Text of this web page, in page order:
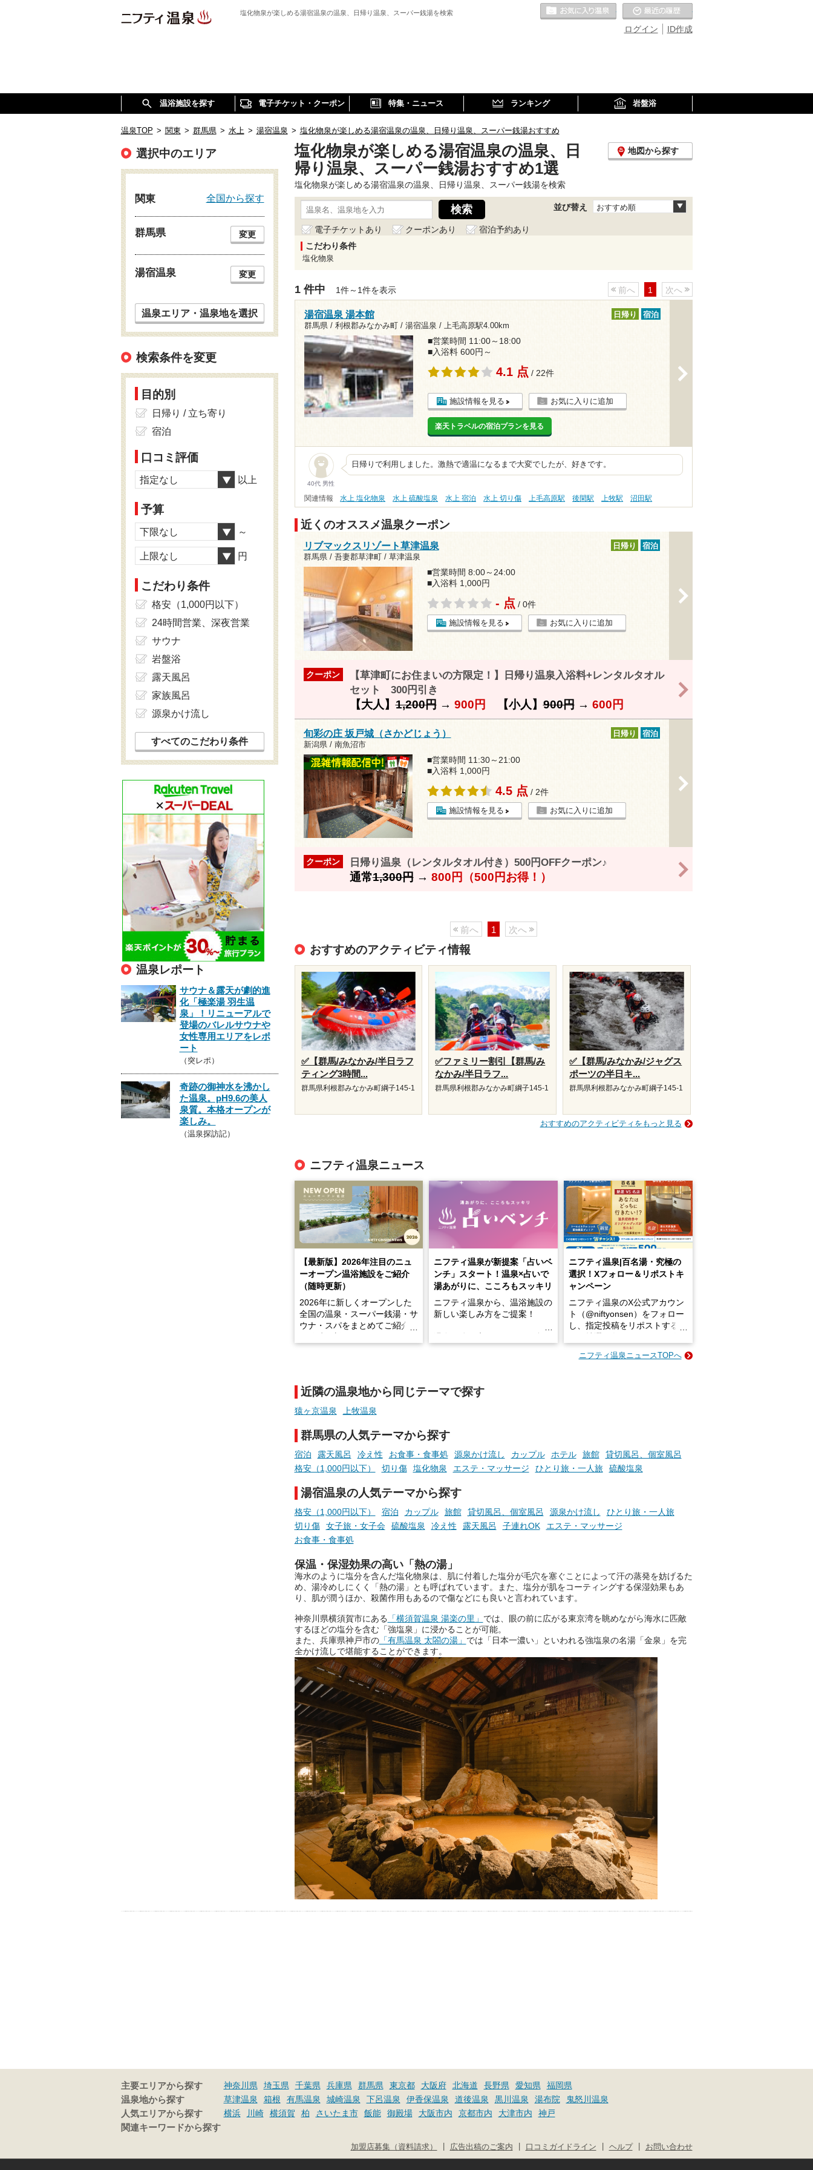
塩化物泉が楽しめる湯宿温泉の温泉、日帰り温泉、スーパー銭湯を検索
ID作成
ログイン
お気に入りの温泉
温浴施設を探す 電子チケット・クーポン 特集・ニュース ランキング 岩盤浴
温泉TOP > 関東 > 群馬県 > 水上 > 湯宿温泉 > 塩化物泉が楽しめる湯宿温泉の温泉、日帰り温泉、スーパー銭湯おすすめ
塩化物泉が楽しめる湯宿温泉の温泉、日
帰り温泉、スーパー銭湯おすすめ1選
地図から探す
塩化物泉が楽しめる湯宿温泉の温泉、日帰り温泉、スーパー銭湯を検索
並び替え おすすめ順
電子チケットあり クーポンあり
宿泊予約あり
こだわり条件
塩化物泉
1 件中 1件～1件を表示 前へ 1 次へ
湯宿温泉 湯本館
群馬県 / 利根郡みなかみ町 / 湯宿温泉 / 上毛高原駅4.00km
日帰り 宿泊
■営業時間 11:00～18:00
■入浴料 600円～
4.1 点 / 22件
施設情報を見る お気に入りに追加
楽天トラベルの宿泊プランを見る
40代 男性
日帰りで利用しました。激熱で適温になるまで大変でしたが、好きです。
関連情報 水上 塩化物泉 水上 硫酸塩泉 水上 宿泊 水上 切り傷 上毛高原駅 後閑駅 上牧駅 沼田駅
近くのオススメ温泉クーポン
リブマックスリゾート草津温泉
群馬県 / 吾妻郡草津町 / 草津温泉
日帰り 宿泊
■営業時間 8:00～24:00
■入浴料 1,000円
- 点 / 0件
施設情報を見る お気に入りに追加
クーポン
【草津町にお住まいの方限定！】日帰り温泉入浴料+レンタルタオル
セット 300円引き
【大人】1,200円→ 900円 【小人】900円→ 600円
旬彩の庄 坂戸城（さかどじょう）
新潟県 / 南魚沼市
日帰り 宿泊
■営業時間 11:30～21:00
■入浴料 1,000円
4.5 点 / 2件
施設情報を見る お気に入りに追加
クーポン 日帰り温泉（レンタルタオル付き）500円OFFクーポン♪
通常1,300円→ 800円（500円お得！）
前へ 1 次へ
おすすめのアクティビティ情報
✅【群馬/みなかみ/半日ラフ
ティング3時間...
群馬県利根郡みなかみ町綱子145-1
✅ファミリー割引【群馬/み
なかみ/半日ラフ...
群馬県利根郡みなかみ町綱子145-1
✅【群馬/みなかみ/ジャグス
ポーツの半日キ...
群馬県利根郡みなかみ町綱子145-1
おすすめのアクティビティをもっと見る
ニフティ温泉ニュース
【最新版】2026年注目のニュ
ーオープン温浴施設をご紹介
（随時更新）
2026年に新しくオープンした
全国の温泉・スーパー銭湯・サ
ウナ・スパをまとめてご紹介！
います。
現地取材記事もあわせて紹介し
ていますので、気になる施設は
ぜひチェックして次のおでかけ
先の参考にしてみてください
ね。
ニフティ温泉が新提案「占いベ
ンチ」スタート！温泉×占いで
湯あがりに、こころもスッキリ
ニフティ温泉から、温浴施設の
新しい楽しみ方をご提案！
手相やタロットなど気軽に楽し
ニフティ温泉|百名湯・究極の
選択！Xフォロー＆リポストキ
ャンペーン
ニフティ温泉のX公式アカウン
ト（@niftyonsen）をフォロー
し、指定投稿をリポストする
GIFT500円分をプレゼントい
ニフティ温泉ニュースTOPへ
近隣の温泉地から同じテーマで探す
猿ヶ京温泉 上牧温泉
群馬県の人気テーマから探す
宿泊 露天風呂 冷え性 お食事・食事処 源泉かけ流し カップル ホテル 旅館
貸切風呂、個室風呂
格安（1,000円以下）
切り傷 塩化物泉 エステ・マッサージ ひとり旅・一人旅 硫酸塩泉
湯宿温泉の人気テーマから探す
格安（1,000円以下） 宿泊 カップル 旅館 貸切風呂、個室風呂 源泉かけ流し
ひとり旅・一人旅
切り傷
女子旅・女子会 硫酸塩泉 冷え性 露天風呂 子連れOK
エステ・マッサージ
お食事・食事処
保温・保湿効果の高い「熱の湯」
海水のように塩分を含んだ塩化物泉は、肌に付着した塩分が毛穴を塞ぐことによって汗の蒸発を妨げるた
め、湯冷めしにくく「熱の湯」とも呼ばれています。また、塩分が肌をコーティングする保湿効果もあ
り、肌が潤うほか、殺菌作用もあるので傷などにも良いと言われています。
神奈川県横須賀市にある 「横須賀温泉 湯楽の里」 では、眼の前に広がる東京湾を眺めながら海水に匹敵
するほどの塩分を含む「強塩泉」に浸かることが可能。
また、兵庫県神戸市の「有馬温泉 太閤の湯」 では「日本一濃い」といわれる強塩泉の名湯「金泉」を完
全かけ流しで堪能することができます。
選択中のエリア
関東 全国から探す
群馬県 変更
湯宿温泉 変更
温泉エリア・温泉地を選択
検索条件を変更
目的別
日帰り / 立ち寄り
宿泊
口コミ評価
指定なし 以上
予算
下限なし ～
上限なし 円
こだわり条件
格安（1,000円以下）
24時間営業、深夜営業
サウナ
岩盤浴
露天風呂
家族風呂
源泉かけ流し
すべてのこだわり条件
温泉レポート
サウナ＆露天が劇的進
化「極楽湯 羽生温
泉」！リニューアルで
登場のバレルサウナや
女性専用エリアをレポ
ート
（突レポ）
奇跡の御神水を沸かし
た温泉。pH9.6の美人
泉質。本格オープンが
楽しみ。
（温泉探訪記）
主要エリアから探す 神奈川県 埼玉県 千葉県 兵庫県 群馬県 東京都 大阪府 北海道 長野県 愛知県
福岡県
温泉地から探す
草津温泉 箱根 有馬温泉 城崎温泉 下呂温泉 伊香保温泉 道後温泉 黒川温泉 湯布院
鬼怒川温泉
人気エリアから探す
横浜 川崎 横須賀 柏 さいたま市 飯能 御殿場 大阪市内 京都市内 大津市内
神戸
関連キーワードから探す
お問い合わせ
ヘルプ
口コミガイドライン
広告出稿のご案内
加盟店募集（資料請求）